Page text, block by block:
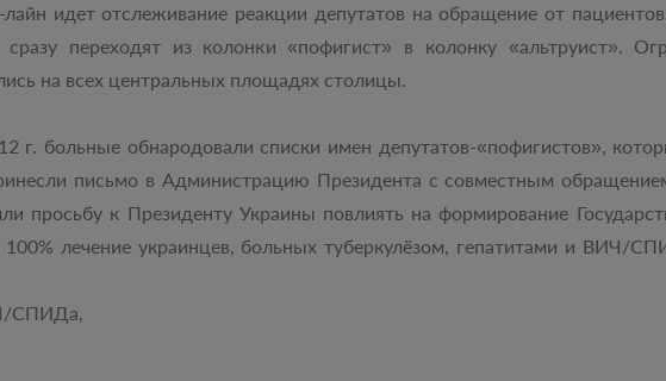
идет отслеживание реакции депутатов на обращение от
переходят из колонки «пофигист» в колонку «альтруист».
на всех центральных площадях столицы.
г. больные обнародовали списки имен депутатов-«пофигистов»,
письмо в Администрацию Президента с совместным
просьбу к Президенту Украины повлиять на формирование
лечение украинцев, больных туберкулёзом, гепатитами и ВИЧ/
СПИДа,